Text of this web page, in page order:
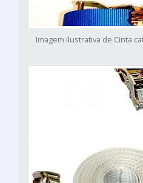
Imagem ilustrativa de Cinta